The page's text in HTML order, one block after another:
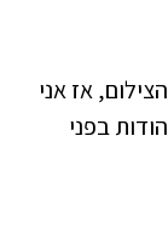
אז אני
בפני